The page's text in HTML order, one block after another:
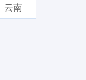
云南